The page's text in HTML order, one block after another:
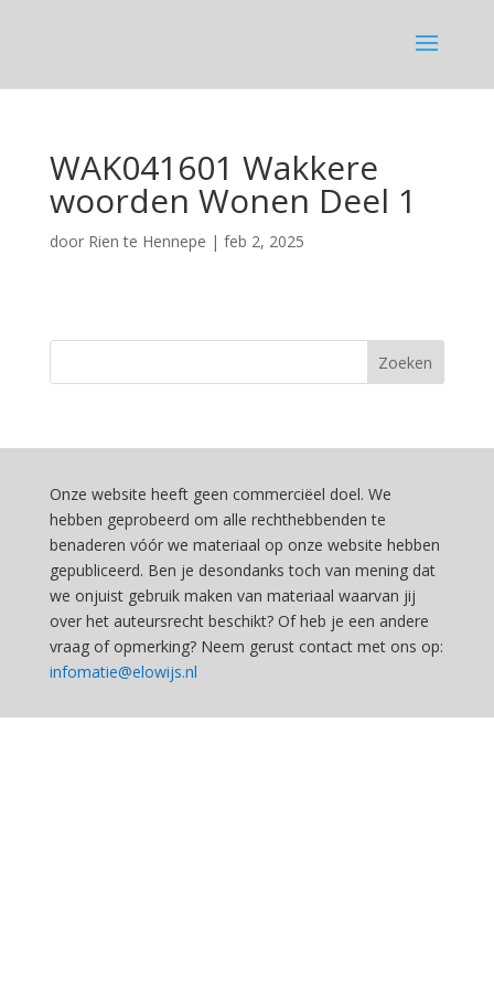
WAK041601 Wakkere
woorden Wonen Deel 1
door Rien te Hennepe | feb 2, 2025
Onze website heeft geen commerciëel doel. We
hebben geprobeerd om alle rechthebbenden te
benaderen vóór we materiaal op onze website hebben
gepubliceerd. Ben je desondanks toch van mening dat
we onjuist gebruik maken van materiaal waarvan jij
over het auteursrecht beschikt? Of heb je een andere
vraag of opmerking? Neem gerust contact met ons op:
infomatie@elowijs.nl